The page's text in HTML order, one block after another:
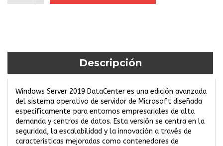
Descripción
Windows Server 2019 DataCenter es una edición avanzada
del sistema operativo de servidor de Microsoft diseñada
específicamente para entornos empresariales de alta
demanda y centros de datos. Esta versión se centra en la
seguridad, la escalabilidad y la innovación a través de
características mejoradas como contenedores de